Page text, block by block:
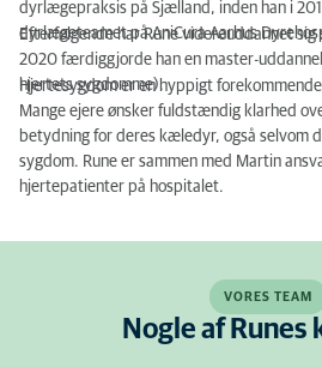
dyrlægepraksis på Sjælland, inden han i
dyrlægeteamet på AniCura Aarhus
Efterfølgende har Rune videreuddannet
2020 færdiggjorde han en master-
hjertets sygdomme).
Hjertesygdom er en hyppigt
Mange ejere ønsker fuldstændig klarhed
betydning for deres kæledyr, også selvom
sygdom. Rune er sammen med Martin
hjertepatienter på hospitalet.
VORES TEAM
Nogle af Runes